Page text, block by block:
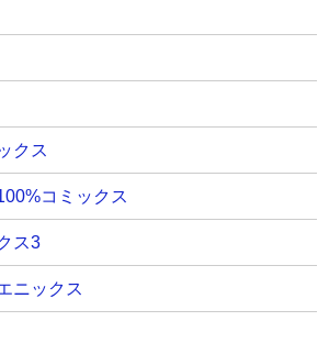
クス
コミックス
ス3
ニックス